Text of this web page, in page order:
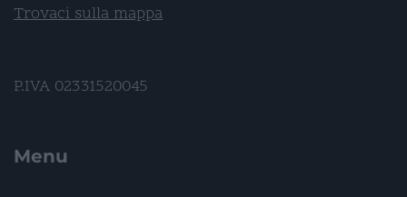
Trovaci sulla mappa
P.IVA 02331520045
Menu